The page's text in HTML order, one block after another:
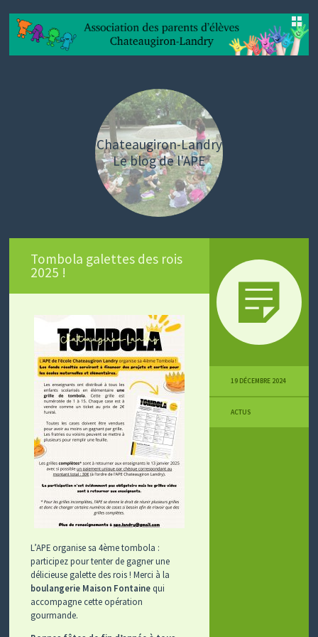
Chateaugiron-Landry
Le blog de l'APE
SKIP
Tombola galettes des rois
2025 !
L’APE organise sa 4ème tombola :
participez pour tenter de gagner une
délicieuse galette des rois ! Merci à la
boulangerie Maison Fontainequi
accompagne cette opération
gourmande.
19 DÉCEMBRE 2024
ACTUS